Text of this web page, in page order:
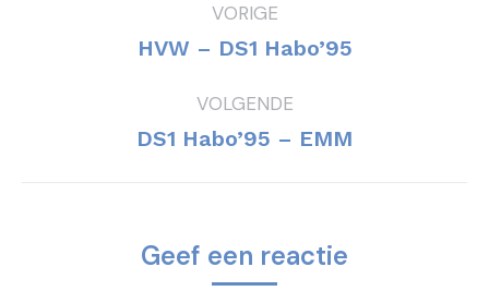
navigatie
VORIGE
Vorig
HVW – DS1 Habo’95
VOLGENDE
Volgend
DS1 Habo’95 – EMM
Geef een reactie